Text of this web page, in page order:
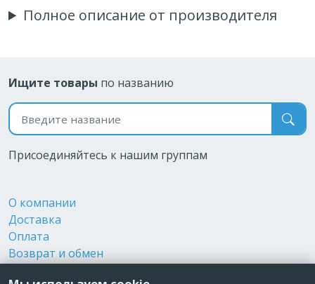
Полное описание от производителя
Ищите товары по названию
Поиск по названию
Присоединяйтесь к нашим группам
О компании
Доставка
Оплата
Возврат и обмен